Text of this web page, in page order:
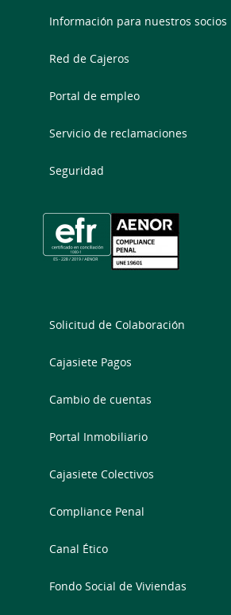
Información para nuestros socios
Red de Cajeros
Portal de empleo
Servicio de reclamaciones
Seguridad
Solicitud de Colaboración
Cajasiete Pagos
Cambio de cuentas
Portal Inmobiliario
Cajasiete Colectivos
Compliance Penal
Canal Ético
Fondo Social de Viviendas